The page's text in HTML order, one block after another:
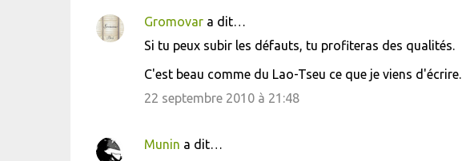
n
t
s
Gromovara dit…
Si tu peux subir les défauts, tu profiteras des qualités.
C'est beau comme du Lao-Tseu ce que je viens d'écrire.
22 septembre 2010 à 21:48
Munin a dit…